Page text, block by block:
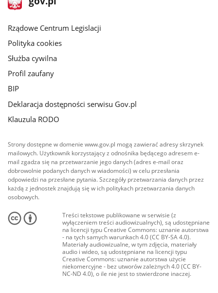
gov.pl
Rządowe Centrum Legislacji
Polityka cookies
Służba cywilna
Profil zaufany
BIP
Deklaracja dostępności serwisu Gov.pl
Klauzula RODO
Strony dostępne w domenie www.gov.pl mogą zawierać adresy skrzynek
mailowych. Użytkownik korzystający z odnośnika będącego adresem e-
mail zgadza się na przetwarzanie jego danych (adres e-mail oraz
dobrowolnie podanych danych w wiadomości) w celu przesłania
odpowiedzi na przesłane pytania. Szczegóły przetwarzania danych przez
każdą z jednostek znajdują się w ich politykach przetwarzania danych
osobowych.
Treści tekstowe publikowane w serwisie (z
wyłączeniem treści audiowizualnych), są udostępniane
na licencji typu Creative Commons: uznanie autorstwa
- na tych samych warunkach 4.0 (CC BY-SA 4.0).
Materiały audiowizualne, w tym zdjęcia, materiały
audio i wideo, są udostępniane na licencji typu
Creative Commons: uznanie autorstwa użycie
niekomercyjne - bez utworów zależnych 4.0 (CC BY-
NC-ND 4.0), o ile nie jest to stwierdzone inaczej.